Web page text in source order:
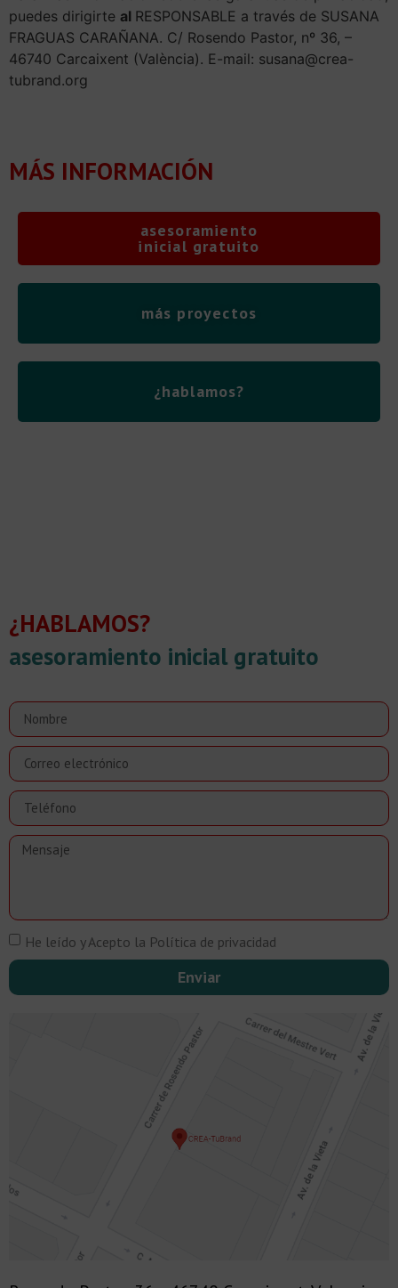
puedes dirigirte al RESPONSABLE a través de SUSANA
FRAGUAS CARAÑANA. C/ Rosendo Pastor, nº 36, –
46740 Carcaixent (València). E-mail: susana@crea-
tubrand.org
MÁS INFORMACIÓN
asesoramiento
inicial gratuito
más proyectos
¿hablamos?
¿HABLAMOS?
asesoramiento inicial gratuito
He leído y Acepto la Política de privacidad
Enviar